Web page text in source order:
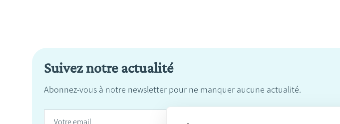
Suivez notre actualité
Abonnez-vous à notre newsletter pour ne manquer aucune actualité.